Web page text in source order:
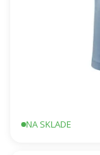
NA SKLADE